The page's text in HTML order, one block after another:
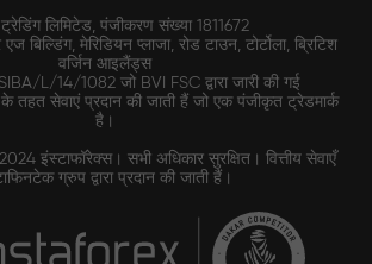
लिमिटेड, पंजीकरण संख्या 1811672
बिल्डिंग, मेरिडियन प्लाजा, रोड टाउन, टोर्टोला, ब्रिटिश
वर्जिन आइलैंड्स
L/14/1082 जो BVI FSC द्वारा जारी की गई
के तहत सेवाएं प्रदान की जाती हैं जो एक पंजीकृत ट्रेडमार्क
है।
इंस्टाफॉरेक्स। सभी अधिकार सुरक्षित। वित्तीय सेवाएँ
ग्रुप द्वारा प्रदान की जाती हैं।